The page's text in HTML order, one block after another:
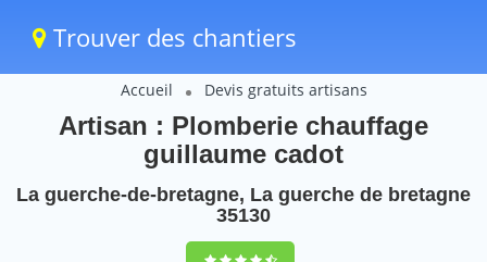
Trouver des chantiers
Accueil Devis gratuits artisans
Artisan : Plomberie chauffage
guillaume cadot
La guerche-de-bretagne, La guerche de bretagne
35130